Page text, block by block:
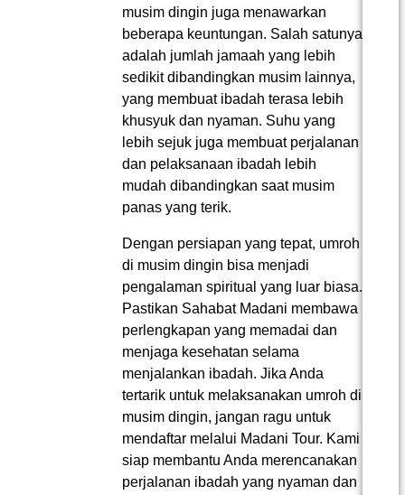
musim dingin juga menawarkan
beberapa keuntungan. Salah satunya
adalah jumlah jamaah yang lebih
sedikit dibandingkan musim lainnya,
yang membuat ibadah terasa lebih
khusyuk dan nyaman. Suhu yang
lebih sejuk juga membuat perjalanan
dan pelaksanaan ibadah lebih
mudah dibandingkan saat musim
panas yang terik.
Dengan persiapan yang tepat, umroh
di musim dingin bisa menjadi
pengalaman spiritual yang luar biasa.
Pastikan Sahabat Madani membawa
perlengkapan yang memadai dan
menjaga kesehatan selama
menjalankan ibadah. Jika Anda
tertarik untuk melaksanakan umroh di
musim dingin, jangan ragu untuk
mendaftar melalui Madani Tour. Kami
siap membantu Anda merencanakan
perjalanan ibadah yang nyaman dan